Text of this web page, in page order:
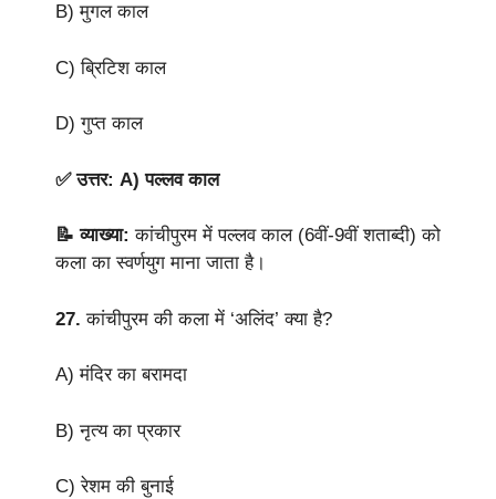
B) मुगल काल
C) ब्रिटिश काल
D) गुप्त काल
✅ उत्तर: A) पल्लव काल
📝 व्याख्या:कांचीपुरम में पल्लव काल (6वीं-9वीं शताब्दी) को
कला का स्वर्णयुग माना जाता है।
27.कांचीपुरम की कला में ‘अलिंद’ क्या है?
A) मंदिर का बरामदा
B) नृत्य का प्रकार
C) रेशम की बुनाई